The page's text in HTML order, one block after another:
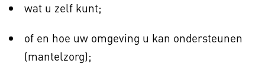
wat u zelf kunt;
of en hoe uw omgeving u kan ondersteunen
(mantelzorg);